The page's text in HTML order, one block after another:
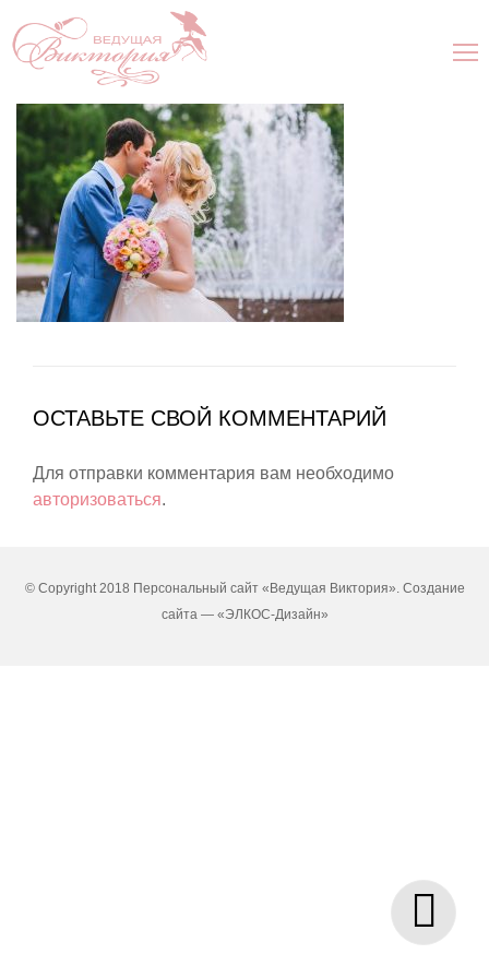
ОСТАВЬТЕ СВОЙ КОММЕНТАРИЙ
Для отправки комментария вам необходимо
авторизоваться.
© Copyright 2018 Персональный сайт «Ведущая Виктория». Создание
сайта — «ЭЛКОС-Дизайн»